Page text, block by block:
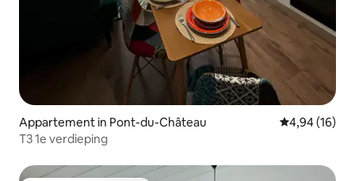
Appartement in Pont-du-Château Gemiddelde
4,94 (16)
T3 1e verdieping